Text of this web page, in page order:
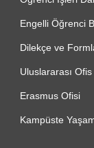
Engelli Öğrenci
Dilekçe ve
Uluslararası Ofis
Erasmus Ofisi
Kampüste